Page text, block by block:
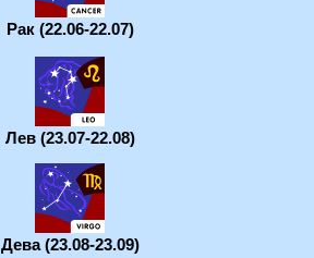
Рак (22.06-22.07)
Лев (23.07-22.08)
Дева (23.08-23.09)